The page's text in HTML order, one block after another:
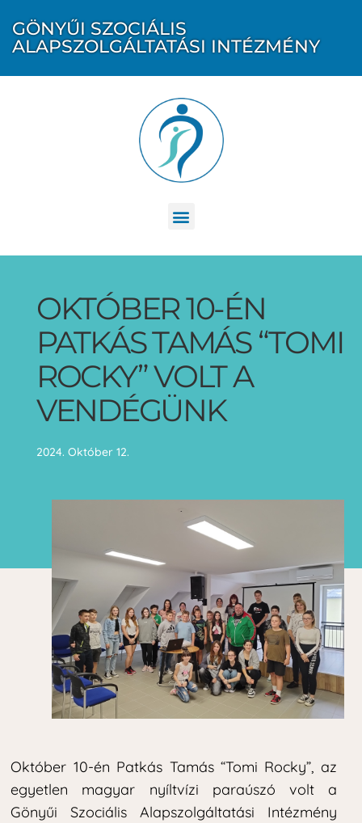
GÖNYŰI SZOCIÁLIS
ALAPSZOLGÁLTATÁSI INTÉZMÉNY
OKTÓBER 10-ÉN
PATKÁS TAMÁS “TOMI
ROCKY” VOLT A
VENDÉGÜNK
2024. Október 12.
Október 10-én Patkás Tamás “Tomi Rocky”, az
egyetlen magyar nyíltvízi paraúszó volt a
Gönyűi Szociális Alapszolgáltatási Intézmény